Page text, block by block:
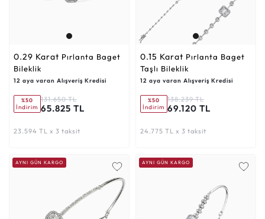
0.29 Karat
Bileklik
12 aya varan Alışveriş Kredisi
%50
İndirim
131.650 TL
65.825 TL
23.594 TL x 3 taksit
0.15 Karat
Taşlı Bileklik
12 aya varan Alışveriş Kredisi
%50
İndirim
138.239 TL
69.120 TL
24.775 TL x 3 taksit
AYNI GÜN KARGO AYNI GÜN KARGO